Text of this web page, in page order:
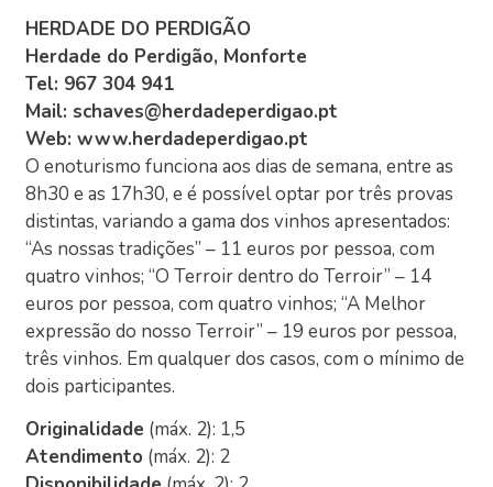
HERDADE DO PERDIGÃO
Herdade do Perdigão, Monforte
Tel: 967 304 941
Mail: schaves@herdadeperdigao.pt
Web: www.herdadeperdigao.pt
O enoturismo funciona aos dias de semana, entre as
8h30 e as 17h30, e é possível optar por três provas
distintas, variando a gama dos vinhos apresentados:
“As nossas tradições” – 11 euros por pessoa, com
quatro vinhos; “O Terroir dentro do Terroir” – 14
euros por pessoa, com quatro vinhos; “A Melhor
expressão do nosso Terroir” – 19 euros por pessoa,
três vinhos. Em qualquer dos casos, com o mínimo de
dois participantes.
Originalidade (máx. 2): 1,5
Atendimento (máx. 2): 2